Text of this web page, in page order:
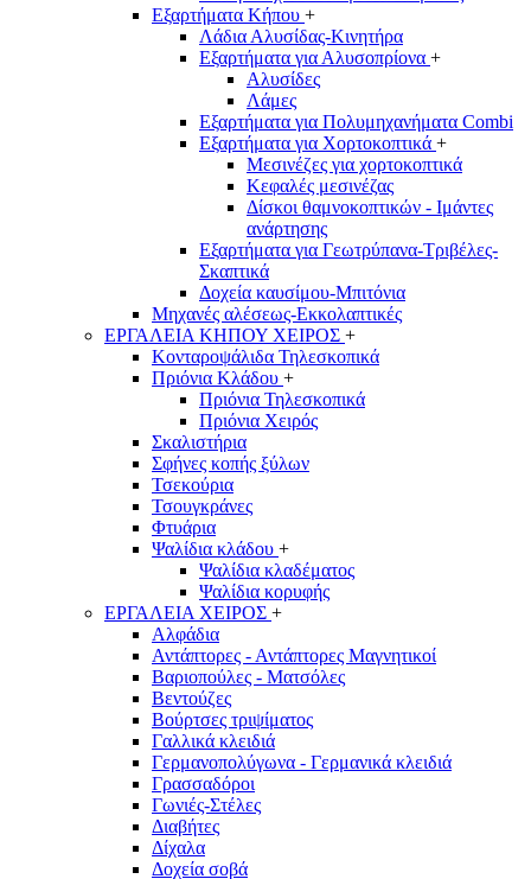
Εξαρτήματα Κήπου +
Λάδια Αλυσίδας-Κινητήρα
Εξαρτήματα για Αλυσοπρίονα +
Αλυσίδες
Λάμες
Εξαρτήματα για Πολυμηχανήματα Combi
Εξαρτήματα για Χορτοκοπτικά +
Μεσινέζες για χορτοκοπτικά
Κεφαλές μεσινέζας
Δίσκοι θαμνοκοπτικών - Ιμάντες
ανάρτησης
Εξαρτήματα για Γεωτρύπανα-Τριβέλες-
Σκαπτικά
Δοχεία καυσίμου-Μπιτόνια
Μηχανές αλέσεως-Εκκολαπτικές
ΕΡΓΑΛΕΙΑ ΚΗΠΟΥ ΧΕΙΡΟΣ +
Κονταροψάλιδα Τηλεσκοπικά
Πριόνια Κλάδου +
Πριόνια Τηλεσκοπικά
Πριόνια Χειρός
Σκαλιστήρια
Σφήνες κοπής ξύλων
Τσεκούρια
Τσουγκράνες
Φτυάρια
Ψαλίδια κλάδου +
Ψαλίδια κλαδέματος
Ψαλίδια κορυφής
ΕΡΓΑΛΕΙΑ ΧΕΙΡΟΣ +
Αλφάδια
Αντάπτορες - Αντάπτορες Μαγνητικοί
Βαριοπούλες - Ματσόλες
Βεντούζες
Βούρτσες τριψίματος
Γαλλικά κλειδιά
Γερμανοπολύγωνα - Γερμανικά κλειδιά
Γρασσαδόροι
Γωνιές-Στέλες
Διαβήτες
Δίχαλα
Δοχεία σοβά